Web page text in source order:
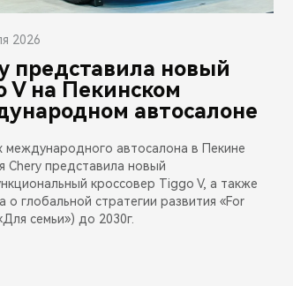
2026
представила новый
V на Пекинском
автосалоне
международного автосалона в Пекине
Chery представила новый
кроссовер Tiggo V, а также
о глобальной стратегии развития «For
семьи») до 2030г.